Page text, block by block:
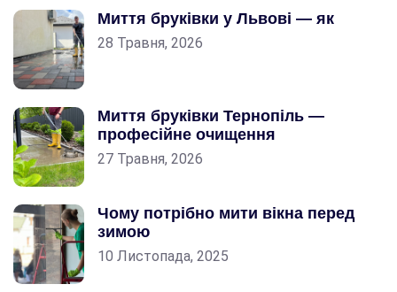
Миття бруківки у Львові — як
28 Травня, 2026
Миття бруківки Тернопіль —
професійне очищення
27 Травня, 2026
Чому потрібно мити вікна перед
зимою
10 Листопада, 2025